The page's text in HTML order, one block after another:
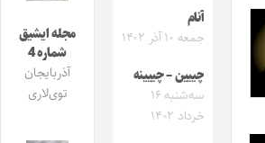
آنام
جمعه ۱۰ آذر ۱۴۰۲
چییین – چییینه
سه‌شنبه ۱۶
خرداد ۱۴۰۲
مجله ایشیق
شماره 4
آذربایجان
توی‌لاری